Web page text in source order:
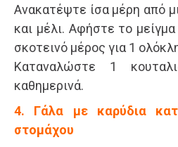
Ανακατέψτε ίσα μέρη από
και μέλι. Αφήστε το
σκοτεινό μέρος για 1
Καταναλώστε 1
καθημερινά.
4. Γάλα με καρύδια
στομάχου